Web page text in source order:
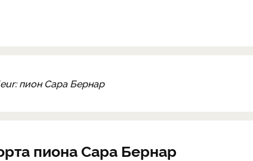
пион Сара Бернар
пиона Сара Бернар